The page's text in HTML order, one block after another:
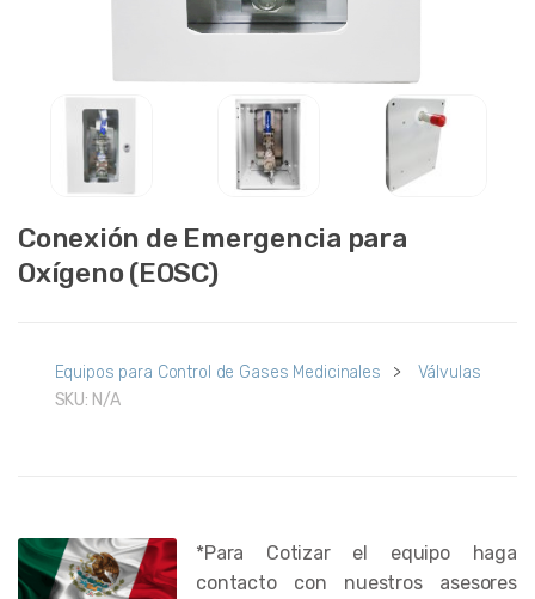
Conexión de Emergencia para
Oxígeno (EOSC)
Equipos para Control de Gases Medicinales >
Válvulas
SKU: N/A
*Para Cotizar el equipo haga
contacto con nuestros asesores